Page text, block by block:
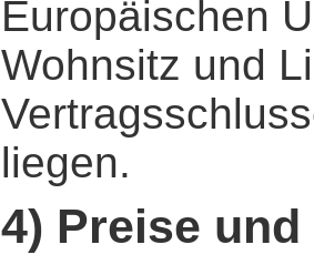
Europäischen
Wohnsitz und
liegen.
4) Preise